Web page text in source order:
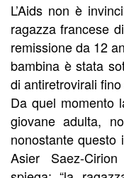
L’Aids non è
ragazza francese
remissione da 12
bambina è stata
di antiretrovirali
Da quel momento
giovane adulta,
nonostante questo
Asier Saez-